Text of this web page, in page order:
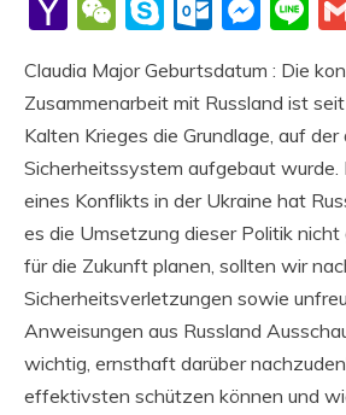
Yahoo
WeChat
Skype
Claudia Major Geburtsdatum : Die
Zusammenarbeit mit Russland ist
Kalten Krieges die Grundlage, auf
Sicherheitssystem aufgebaut wurde.
eines Konflikts in der Ukraine hat
es die Umsetzung dieser Politik
für die Zukunft planen, sollten wir
Sicherheitsverletzungen sowie
Anweisungen aus Russland
wichtig, ernsthaft darüber
effektivsten schützen können und